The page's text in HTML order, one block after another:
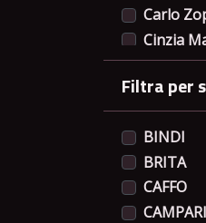
Carlo
Cinzia
Damiano
Diego
Edoardo
Filtra per
BINDI
BRITA
CAFFO